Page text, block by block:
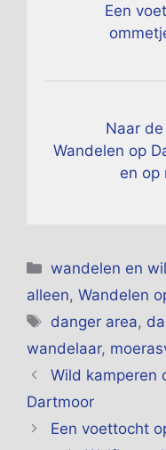
Een
Naar
Wandelen op
en op
Categorieën
wandelen en
alleen, Wandelen
Tags
danger area,
wandelaar,
Wild kamperen
Dartmoor
Een voettocht